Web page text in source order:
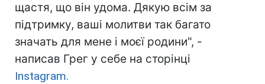
щастя, що він удома. Дякую всім за
підтримку, ваші молитви так багато
значать для мене і моєї родини", -
написав Грег у себе на сторінці
Instagram.